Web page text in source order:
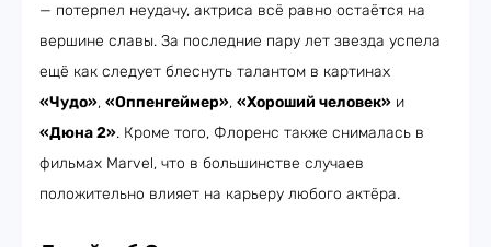
— потерпел неудачу, актриса всё равно остаётся на
вершине славы. За последние пару лет звезда успела
ещё как следует блеснуть талантом в картинах
«Чудо», «Оппенгеймер», «Хороший человек» и
«Дюна 2». Кроме того, Флоренс также снималась в
фильмах Marvel, что в большинстве случаев
положительно влияет на карьеру любого актёра.